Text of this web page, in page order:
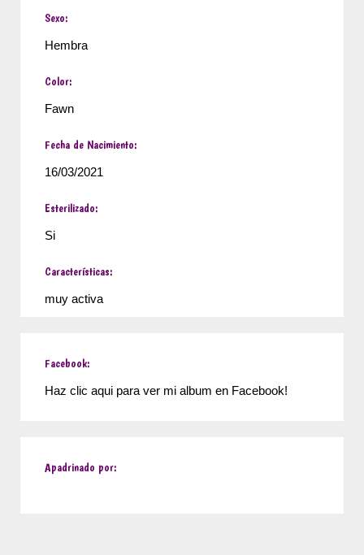
Sexo:
Hembra
Color:
Fawn
Fecha de Nacimiento:
16/03/2021
Esterilizado:
Si
Características:
muy activa
Facebook:
Haz clic aqui para ver mi album en Facebook!
Apadrinado por: